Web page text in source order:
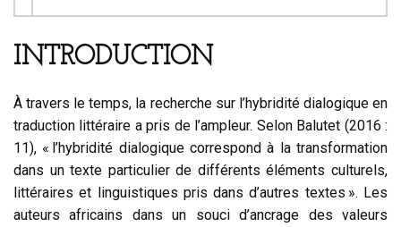
INTRODUCTION
À travers le temps, la recherche sur l’hybridité dialogique en
traduction littéraire a pris de l’ampleur. Selon Balutet (2016 :
11), « l’hybridité dialogique correspond à la transformation
dans un texte particulier de différents éléments culturels,
littéraires et linguistiques pris dans d’autres textes ». Les
auteurs africains dans un souci d’ancrage des valeurs